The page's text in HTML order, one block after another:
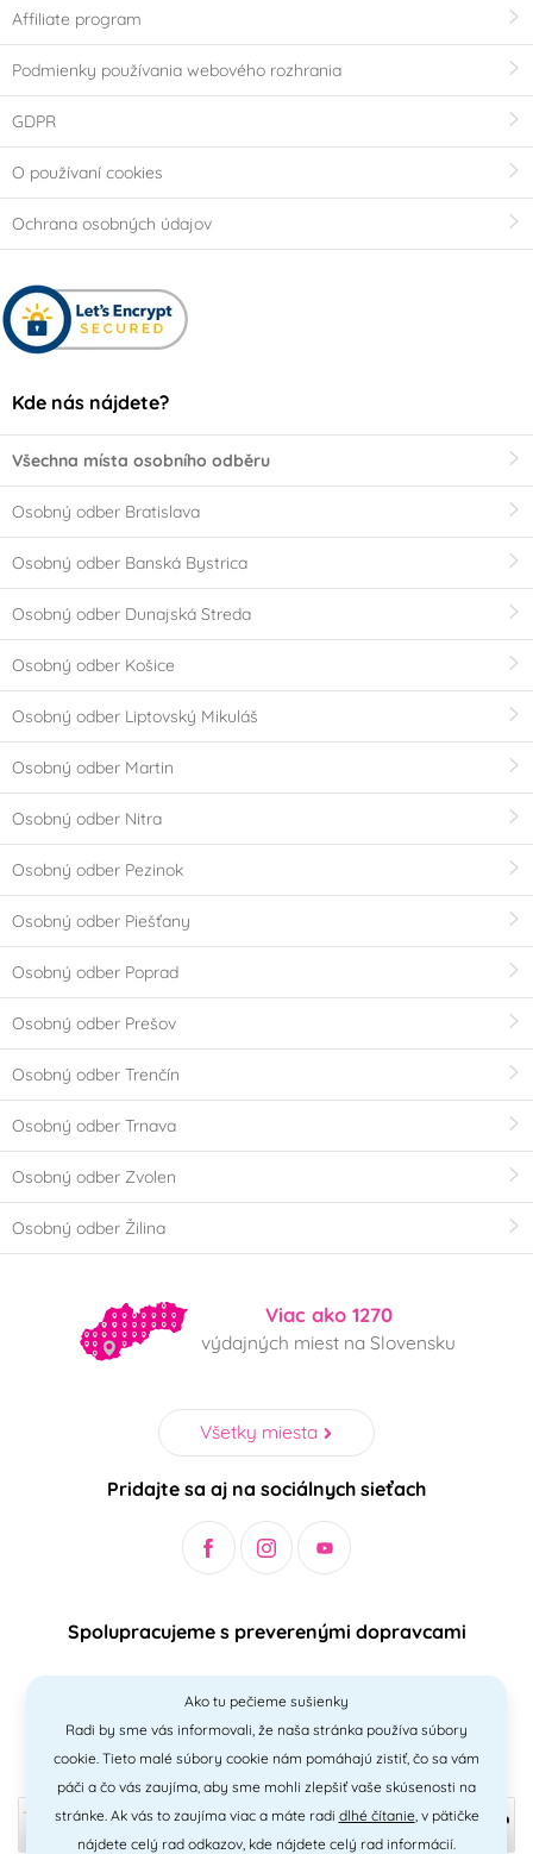
Affiliate program
Podmienky používania webového rozhrania
GDPR
O používaní cookies
Ochrana osobných údajov
Kde nás nájdete?
Všechna místa osobního odběru
Osobný odber Bratislava
Osobný odber Banská Bystrica
Osobný odber Dunajská Streda
Osobný odber Košice
Osobný odber Liptovský Mikuláš
Osobný odber Martin
Osobný odber Nitra
Osobný odber Pezinok
Osobný odber Piešťany
Osobný odber Poprad
Osobný odber Prešov
Osobný odber Trenčín
Osobný odber Trnava
Osobný odber Zvolen
Osobný odber Žilina
Viac ako 1270
výdajných miest na Slovensku
Všetky miesta
Pridajte sa aj na sociálnych sieťach
Spolupracujeme s preverenými dopravcami
Bezpečný a jednoduchý spôsob platieb
Ako tu pečieme sušienky
Radi by sme vás informovali, že naša stránka používa súbory
cookie. Tieto malé súbory cookie nám pomáhajú zistiť, čo sa vám
páči a čo vás zaujíma, aby sme mohli zlepšiť vaše skúsenosti na
stránke. Ak vás to zaujíma viac a máte radi dlhé čítanie, v pätičke
nájdete celý rad odkazov, kde nájdete celý rad informácií.